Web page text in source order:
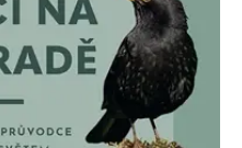
soubory
základní funkce webových
účtu. Webové stránky nelze
správně používat.
Vyprší Popis